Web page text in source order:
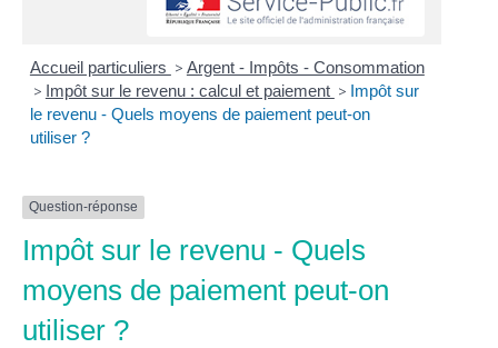
Accueil particuliers > Argent - Impôts - Consommation
> Impôt sur le revenu : calcul et paiement > Impôt sur
le revenu - Quels moyens de paiement peut-on
utiliser ?
Question-réponse
Impôt sur le revenu - Quels
moyens de paiement peut-on
utiliser ?